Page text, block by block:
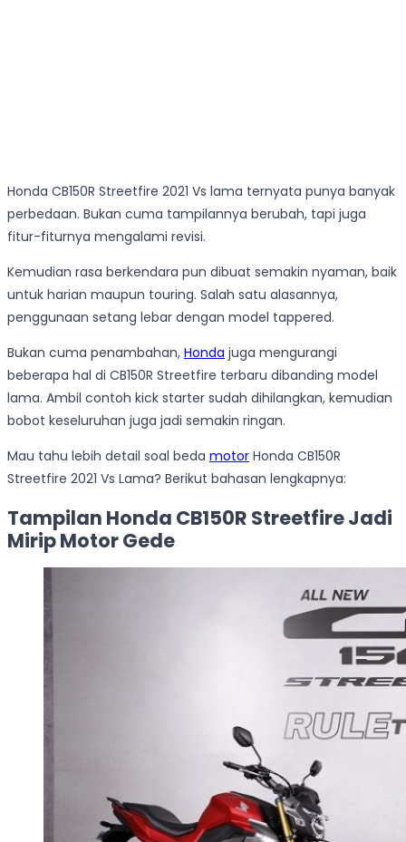
Honda CB150R Streetfire 2021 Vs lama ternyata punya banyak
perbedaan. Bukan cuma tampilannya berubah, tapi juga
fitur-fiturnya mengalami revisi.
Kemudian rasa berkendara pun dibuat semakin nyaman, baik
untuk harian maupun touring. Salah satu alasannya,
penggunaan setang lebar dengan model tappered.
Bukan cuma penambahan, Honda juga mengurangi
beberapa hal di CB150R Streetfire terbaru dibanding model
lama. Ambil contoh kick starter sudah dihilangkan, kemudian
bobot keseluruhan juga jadi semakin ringan.
Mau tahu lebih detail soal beda motor Honda CB150R
Streetfire 2021 Vs Lama? Berikut bahasan lengkapnya:
Tampilan Honda CB150R Streetfire Jadi
Mirip Motor Gede